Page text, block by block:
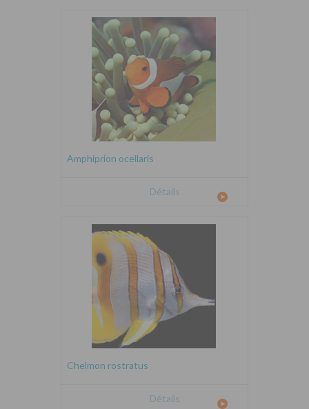
Amphiprion ocellaris
Détails
Chelmon rostratus
Détails